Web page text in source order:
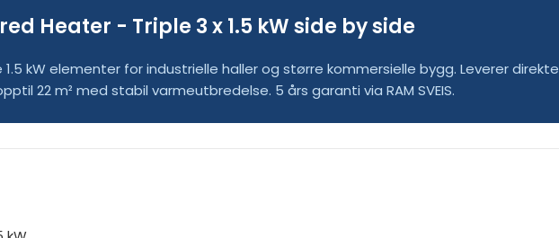
Heater - Triple 3 x 1.5 kW side by side
kW elementer for industrielle haller og større kommersielle bygg. Leverer
22 m² med stabil varmeutbredelse. 5 års garanti via RAM SVEIS.